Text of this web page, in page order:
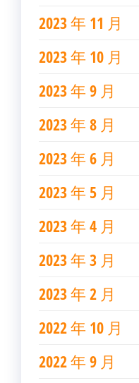
2023 年 11 月
2023 年 10 月
2023 年 9 月
2023 年 8 月
2023 年 6 月
2023 年 5 月
2023 年 4 月
2023 年 3 月
2023 年 2 月
2022 年 10 月
2022 年 9 月